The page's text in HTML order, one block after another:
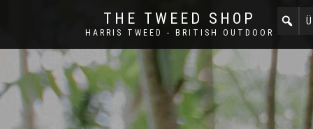
THE TWEED SHOP
HARRIS TWEED - BRITISH OUTDOOR